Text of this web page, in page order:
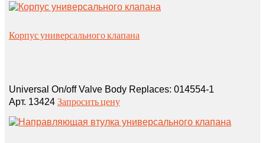
Корпус универсального клапана
Universal On/off Valve Body Replaces: 014554‑1
Арт. 13424 Запросить цену